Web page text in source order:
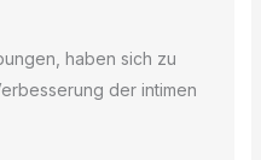
haben sich zu
der intimen